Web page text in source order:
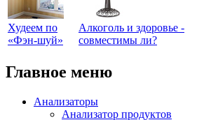
Худеем по
«Фэн-шуй»
Алкоголь и здоровье -
совместимы ли?
Главное меню
Анализаторы
Анализатор продуктов